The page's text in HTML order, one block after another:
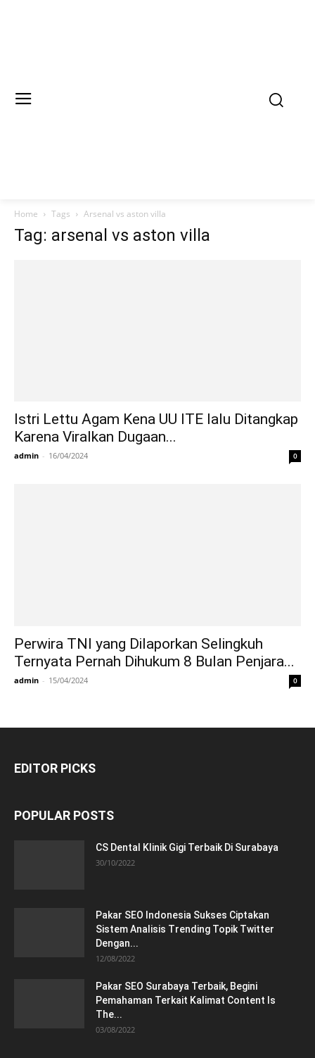
Home Tags Arsenal vs aston villa
Tag: arsenal vs aston villa
Istri Lettu Agam Kena UU ITE lalu Ditangkap
Karena Viralkan Dugaan...
admin - 16/04/2024 0
Perwira TNI yang Dilaporkan Selingkuh
Ternyata Pernah Dihukum 8 Bulan Penjara...
admin - 15/04/2024 0
EDITOR PICKS
POPULAR POSTS
CS Dental Klinik Gigi Terbaik Di Surabaya
30/10/2022
Pakar SEO Indonesia Sukses Ciptakan
Sistem Analisis Trending Topik Twitter
Dengan...
12/08/2022
Pakar SEO Surabaya Terbaik, Begini
Pemahaman Terkait Kalimat Content Is
The...
03/08/2022